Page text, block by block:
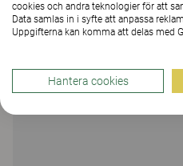
cookies och andra teknologier för att
Data samlas in i syfte att anpassa
Uppgifterna kan komma att delas med
Hantera cookies